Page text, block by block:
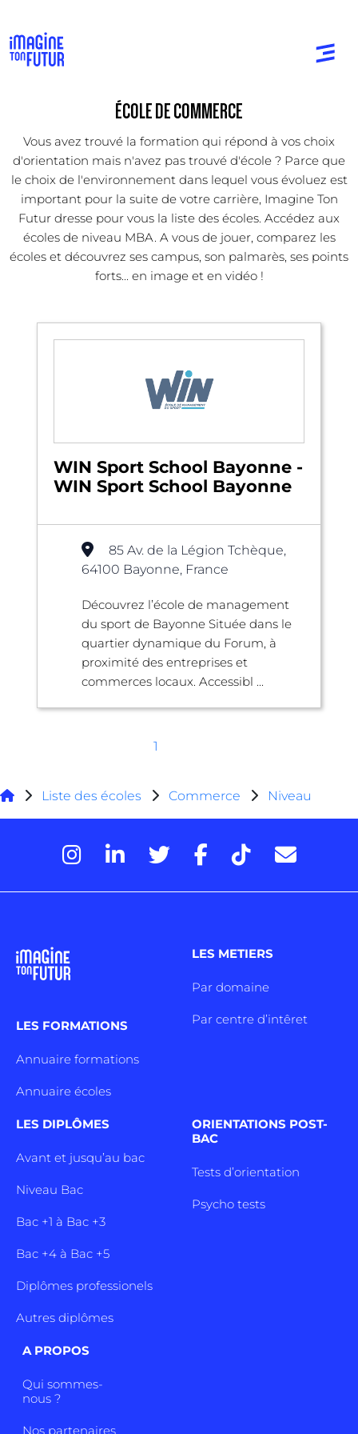
ÉCOLE DE COMMERCE
Vous avez trouvé la formation qui répond à vos choix
d'orientation mais n'avez pas trouvé d'école ? Parce que
le choix de l'environnement dans lequel vous évoluez est
important pour la suite de votre carrière, Imagine Ton
Futur dresse pour vous la liste des écoles. Accédez aux
écoles de niveau MBA. A vous de jouer, comparez les
écoles et découvrez ses campus, son palmarès, ses points
forts... en image et en vidéo !
WIN Sport School Bayonne -
WIN Sport School Bayonne
85 Av. de la Légion Tchèque,
64100 Bayonne, France
Découvrez l’école de management
du sport de Bayonne Située dans le
quartier dynamique du Forum, à
proximité des entreprises et
commerces locaux. Accessibl ...
1
Liste des écoles Commerce Niveau
LES FORMATIONS
Annuaire formations
Annuaire écoles
LES METIERS
Par domaine
Par centre d’intêret
LES DIPLÔMES
Avant et jusqu’au bac
Niveau Bac
Bac +1 à Bac +3
Bac +4 à Bac +5
Diplômes professionels
Autres diplômes
ORIENTATIONS POST-
BAC
Tests d’orientation
Psycho tests
A PROPOS
Qui sommes-
nous ?
Nos partenaires